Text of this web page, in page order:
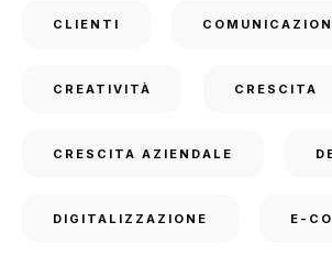
CLIENTI
CREATIVITÀ CRESCITA
CRESCITA AZIENDALE
DIGITALIZZAZIONE E-